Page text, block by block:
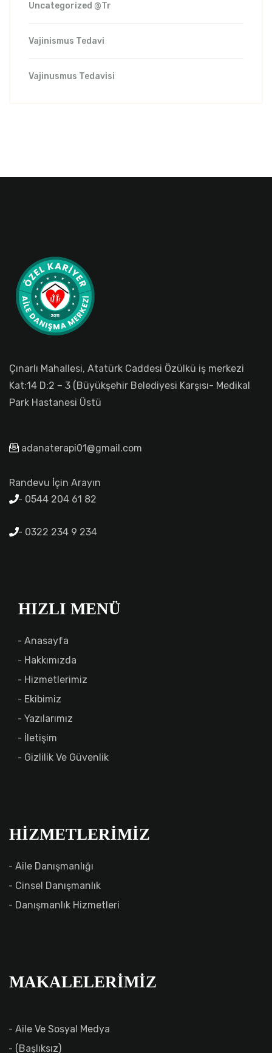
Uncategorized @tr
Vajinismus Tedavi
Vajinusmus Tedavisi
Çınarlı Mahallesi, Atatürk Caddesi Özülkü iş merkezi
Kat:14 D:2 – 3 (Büyükşehir Belediyesi Karşısı- Medikal
Park Hastanesi Üstü
adanaterapi01@gmail.com
Randevu İçin Arayın
0544 204 61 82
0322 234 9 234
HIZLI MENÜ
Anasayfa
Hakkımızda
Hizmetlerimiz
Ekibimiz
Yazılarımız
İletişim
Gizlilik Ve Güvenlik
HIZMETLERIMIZ
Aile Danışmanlığı
Cinsel Danışmanlık
Danışmanlık Hizmetleri
MAKALELERIMIZ
Aile Ve Sosyal Medya
(başlıksız)